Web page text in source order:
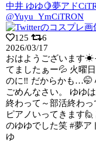
中井 ゆゆ🍋夢アド
@Yuyu_YmCiTRON
125
6
2026/03/17
おはようございます☀
てましたぁー💦 火曜
のに‼️ だからかも…🤭
ごめんなさい。 ゆゆ
終わって～部活終わっ
ピアノいってきます
のゆゆでした笑 #夢ア
ゆ